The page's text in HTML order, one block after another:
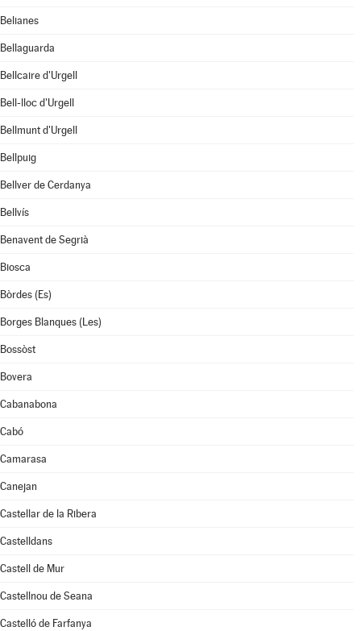
Belianes
Bellaguarda
Bellcaire d'Urgell
Bell-lloc d'Urgell
Bellmunt d'Urgell
Bellpuig
Bellver de Cerdanya
Bellvís
Benavent de Segrià
Biosca
Bòrdes (Es)
Borges Blanques (Les)
Bossòst
Bovera
Cabanabona
Cabó
Camarasa
Canejan
Castellar de la Ribera
Castelldans
Castell de Mur
Castellnou de Seana
Castelló de Farfanya